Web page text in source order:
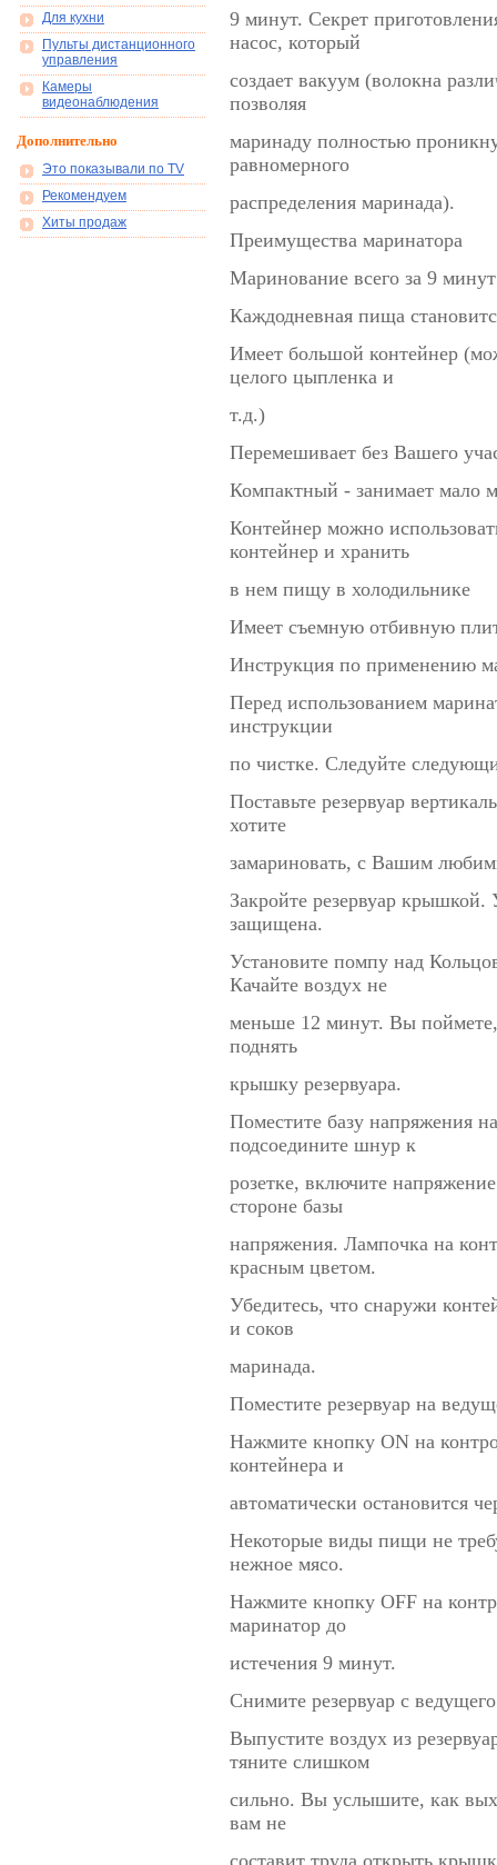
Для кухни
Пульты дистанционного
управления
Камеры
видеонаблюдения
Дополнительно
Это показывали по TV
Рекомендуем
Хиты продаж
9 минут. Секрет
насос, который
создает вакуум (волокна
позволяя
маринаду полностью
равномерного
распределения маринада).
Преимущества маринатора
Маринование всего за 9 минут
Каждодневная пища
Имеет большой контейнер
целого цыпленка и
т.д.)
Перемешивает без Вашего
Компактный - занимает мало
Контейнер можно
контейнер и хранить
в нем пищу в холодильнике
Имеет съемную отбивную
Инструкция по применению
Перед использованием
инструкции
по чистке. Следуйте
Поставьте резервуар
хотите
замариновать, с Вашим
Закройте резервуар крышкой.
защищена.
Установите помпу над
Качайте воздух не
меньше 12 минут. Вы поймете,
поднять
крышку резервуара.
Поместите базу напряжения
подсоедините шнур к
розетке, включите
стороне базы
напряжения. Лампочка на
красным цветом.
Убедитесь, что снаружи
и соков
маринада.
Поместите резервуар на
Нажмите кнопку ON на
контейнера и
автоматически остановится
Некоторые виды пищи не
нежное мясо.
Нажмите кнопку OFF на
маринатор до
истечения 9 минут.
Снимите резервуар с
Выпустите воздух из
тяните слишком
сильно. Вы услышите, как
вам не
составит труда открыть